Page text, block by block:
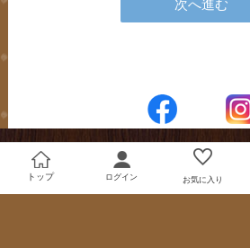
トップ ログイン お気に入り